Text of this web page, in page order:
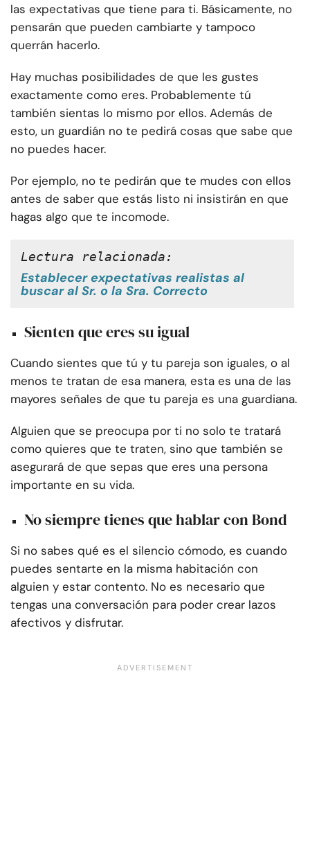
las expectativas que tiene para ti. Básicamente, no
pensarán que pueden cambiarte y tampoco
querrán hacerlo.
Hay muchas posibilidades de que les gustes
exactamente como eres. Probablemente tú
también sientas lo mismo por ellos. Además de
esto, un guardián no te pedirá cosas que sabe que
no puedes hacer.
Por ejemplo, no te pedirán que te mudes con ellos
antes de saber que estás listo ni insistirán en que
hagas algo que te incomode.
Lectura relacionada:
Establecer expectativas realistas al
buscar al Sr. o la Sra. Correcto
Sienten que eres su igual
Cuando sientes que tú y tu pareja son iguales, o al
menos te tratan de esa manera, esta es una de las
mayores señales de que tu pareja es una guardiana.
Alguien que se preocupa por ti no solo te tratará
como quieres que te traten, sino que también se
asegurará de que sepas que eres una persona
importante en su vida.
No siempre tienes que hablar con Bond
Si no sabes qué es el silencio cómodo, es cuando
puedes sentarte en la misma habitación con
alguien y estar contento. No es necesario que
tengas una conversación para poder crear lazos
afectivos y disfrutar.